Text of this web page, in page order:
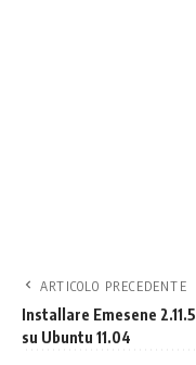
ARTICOLO PRECEDENTE
Installare Emesene 2.11.5
su Ubuntu 11.04